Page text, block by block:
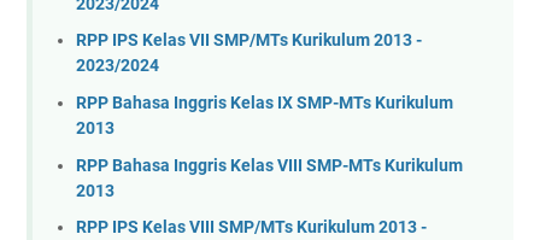
RPP IPS Kelas VII SMP/MTs Kurikulum 2013 -
2023/2024
RPP Bahasa Inggris Kelas IX SMP-MTs Kurikulum
2013
RPP Bahasa Inggris Kelas VIII SMP-MTs Kurikulum
2013
RPP IPS Kelas VIII SMP/MTs Kurikulum 2013 -